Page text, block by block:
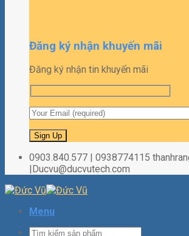
Đăng ký nhận khuyến mãi
Đăng ký nhận tin khuyến mãi
0903.840.577 | 0938774115
|Ducvu@ducvutech.com
Menu